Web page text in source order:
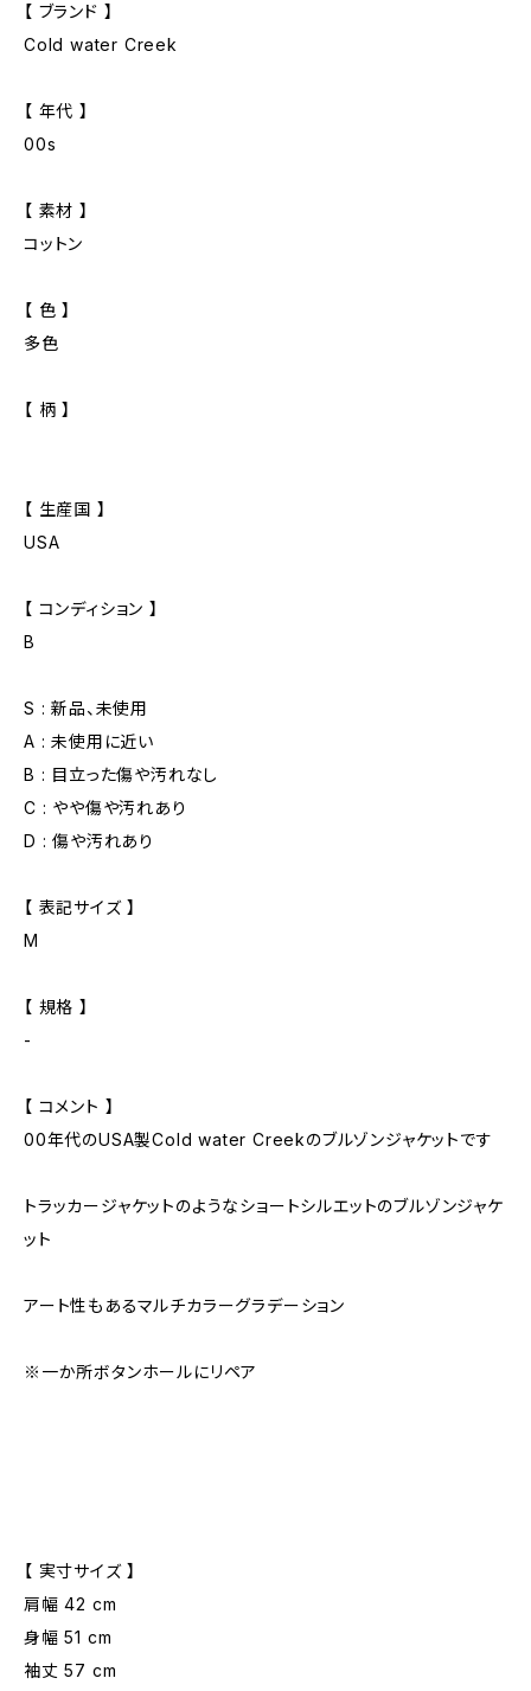
【 ブランド 】
Cold water Creek
【 年代 】
00s
【 素材 】
コットン
【 色 】
多色
【 柄 】
【 生産国 】
USA
【 コンディション 】
B
S : 新品、未使用
A : 未使用に近い
B : 目立った傷や汚れなし
C : やや傷や汚れあり
D : 傷や汚れあり
【 表記サイズ 】
M
【 規格 】
-
【 コメント 】
00年代のUSA製Cold water Creekのブルゾンジャケットです
トラッカージャケットのようなショートシルエットのブルゾンジャケ
ット
アート性もあるマルチカラーグラデーション
※一か所ボタンホールにリペア
【 実寸サイズ 】
肩幅 42 cm
身幅 51 cm
袖丈 57 cm